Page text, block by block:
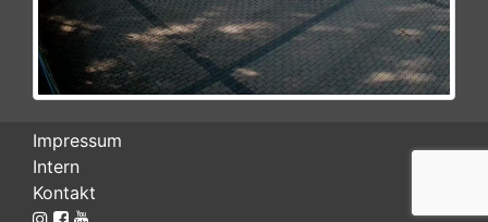
Impressum
Intern
Kontakt